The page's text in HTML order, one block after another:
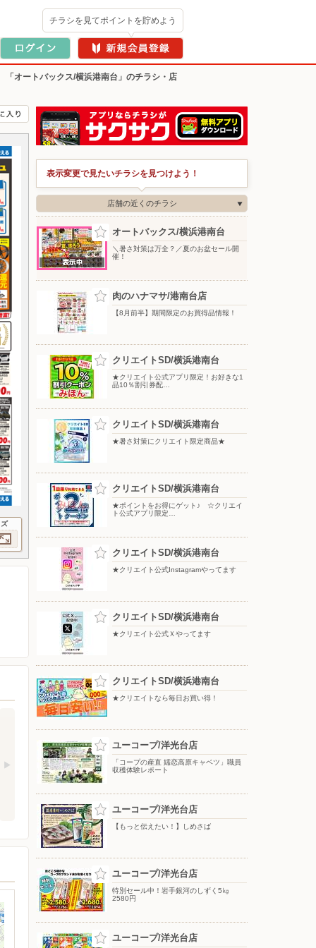
チラシを見てポイントを貯めよう
「オートバックス/横浜港南台」のチラシ・店
表示変更で見たいチラシを見つけよう！
店舗の近くのチラシ
オートバックス/横浜港南台
＼暑さ対策は万全？／夏のお盆セール開
催！
肉のハナマサ/港南台店
【8月前半】期間限定のお買得品情報！
クリエイトSD/横浜港南台
★クリエイト公式アプリ限定！お好きな1
品10％割引券配…
クリエイトSD/横浜港南台
★暑さ対策にクリエイト限定商品★
クリエイトSD/横浜港南台
★ポイントをお得にゲット♪ ☆クリエイ
ト公式アプリ限定…
クリエイトSD/横浜港南台
★クリエイト公式Instagramやってます
クリエイトSD/横浜港南台
★クリエイト公式Ｘやってます
クリエイトSD/横浜港南台
★クリエイトなら毎日お買い得！
ユーコープ/洋光台店
「コープの産直 嬬恋高原キャベツ」職員
収穫体験レポート
ユーコープ/洋光台店
【もっと伝えたい！】しめさば
ユーコープ/洋光台店
特別セール中！岩手銀河のしずく5㎏
2580円
ユーコープ/洋光台店